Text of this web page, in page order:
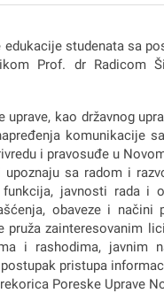
studenata sa
Prof. dr Radicom
uprave, kao državnog
komunikacije
i pravosuđe u
sa radom i
javnosti rada i
obaveze i
pruža zainteresovanim
i rashodima, javnim
pristupa
Poreske Uprave